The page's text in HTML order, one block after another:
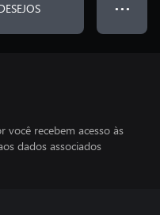
● ● ●
você recebem acesso às
dados associados